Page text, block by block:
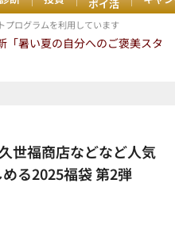
ポイ活
ログラムを利用しています
「暑い夏の自分へのご褒美スタ
世福商店などなど人気
る2025福袋 第2弾